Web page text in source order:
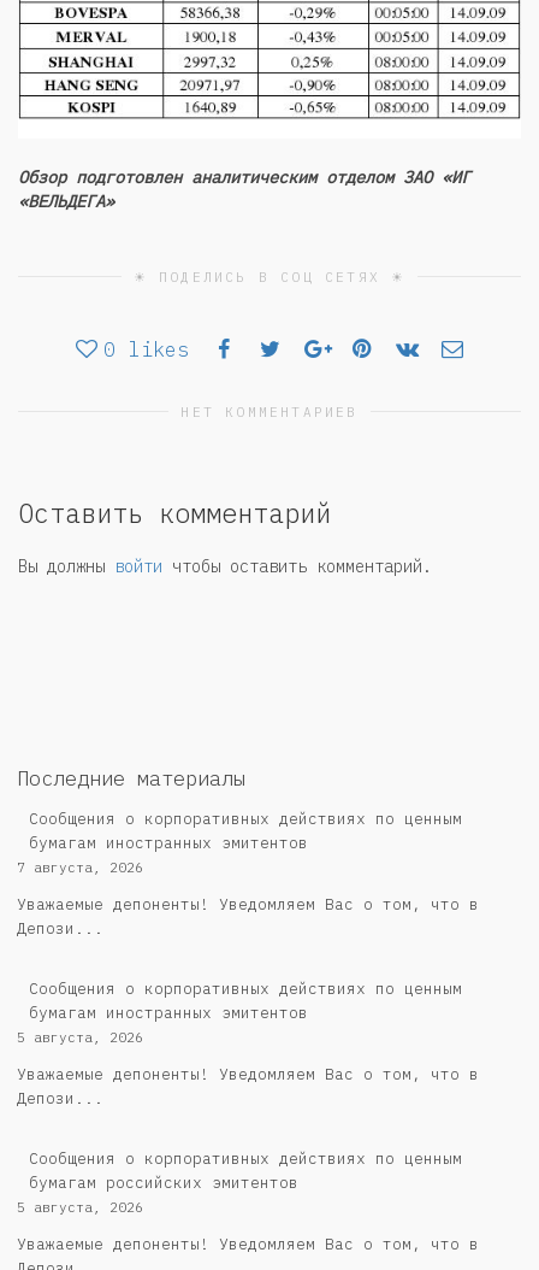
Обзор подготовлен аналитическим отделом ЗАО «ИГ
«ВЕЛЬДЕГА»
☀ ПОДЕЛИСЬ В СОЦ СЕТЯХ ☀
0 likes
НЕТ КОММЕНТАРИЕВ
Оставить комментарий
Вы должны войти чтобы оставить комментарий.
Последние материалы
Сообщения о корпоративных действиях по ценным
бумагам иностранных эмитентов
7 августа, 2026
Уважаемые депоненты! Уведомляем Вас о том, что в
Депози...
Сообщения о корпоративных действиях по ценным
бумагам иностранных эмитентов
5 августа, 2026
Уважаемые депоненты! Уведомляем Вас о том, что в
Депози...
Cообщения о корпоративных действиях по ценным
бумагам российских эмитентов
5 августа, 2026
Уважаемые депоненты! Уведомляем Вас о том, что в